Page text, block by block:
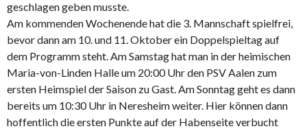
geschlagen geben musste.
Am kommenden Wochenende hat die 3. Mannschaft spielfrei,
bevor dann am 10. und 11. Oktober ein Doppelspieltag auf
dem Programm steht. Am Samstag hat man in der heimischen
Maria-von-Linden Halle um 20:00 Uhr den PSV Aalen zum
ersten Heimspiel der Saison zu Gast. Am Sonntag geht es dann
bereits um 10:30 Uhr in Neresheim weiter. Hier können dann
hoffentlich die ersten Punkte auf der Habenseite verbucht